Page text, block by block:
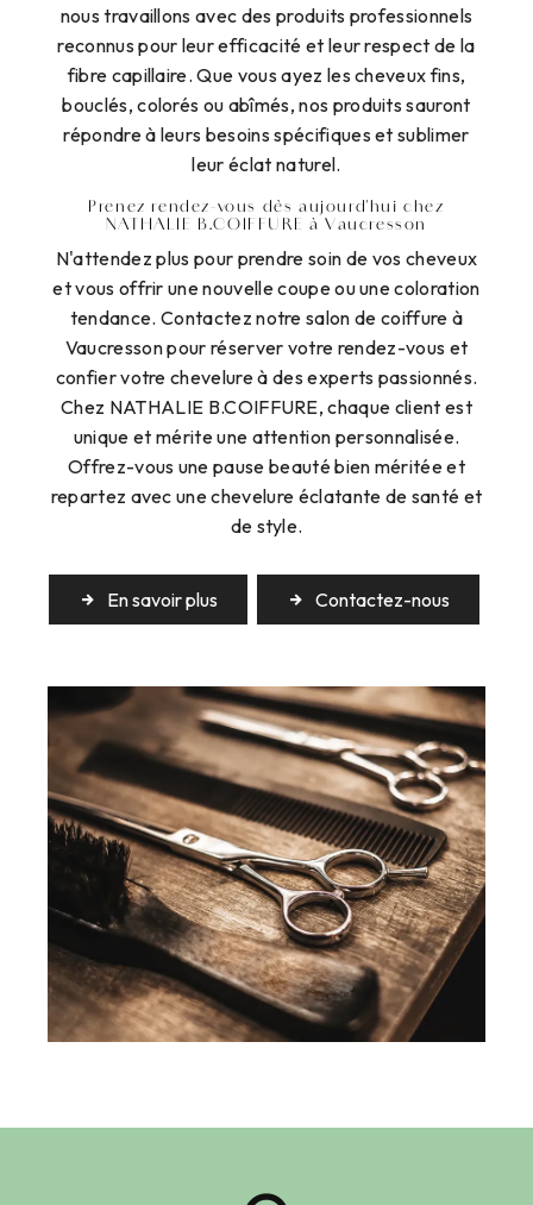
nous travaillons avec des produits professionnels
reconnus pour leur efficacité et leur respect de la
fibre capillaire. Que vous ayez les cheveux fins,
bouclés, colorés ou abîmés, nos produits sauront
répondre à leurs besoins spécifiques et sublimer
leur éclat naturel.
Prenez rendez-vous dès aujourd'hui chez
NATHALIE B.COIFFURE à Vaucresson
N'attendez plus pour prendre soin de vos cheveux
et vous offrir une nouvelle coupe ou une coloration
tendance. Contactez notre salon de coiffure à
Vaucresson pour réserver votre rendez-vous et
confier votre chevelure à des experts passionnés.
Chez NATHALIE B.COIFFURE, chaque client est
unique et mérite une attention personnalisée.
Offrez-vous une pause beauté bien méritée et
repartez avec une chevelure éclatante de santé et
de style.
En savoir plus Contactez-nous